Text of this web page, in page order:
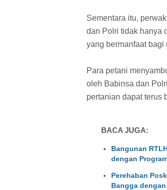
Sementara itu,
dan Polri tidak hanya
yang bermanfaat bagi
Para petani
oleh Babinsa dan
pertanian dapat terus
BACA JUGA:
Bangunan
dengan
Perehaban
Bangga